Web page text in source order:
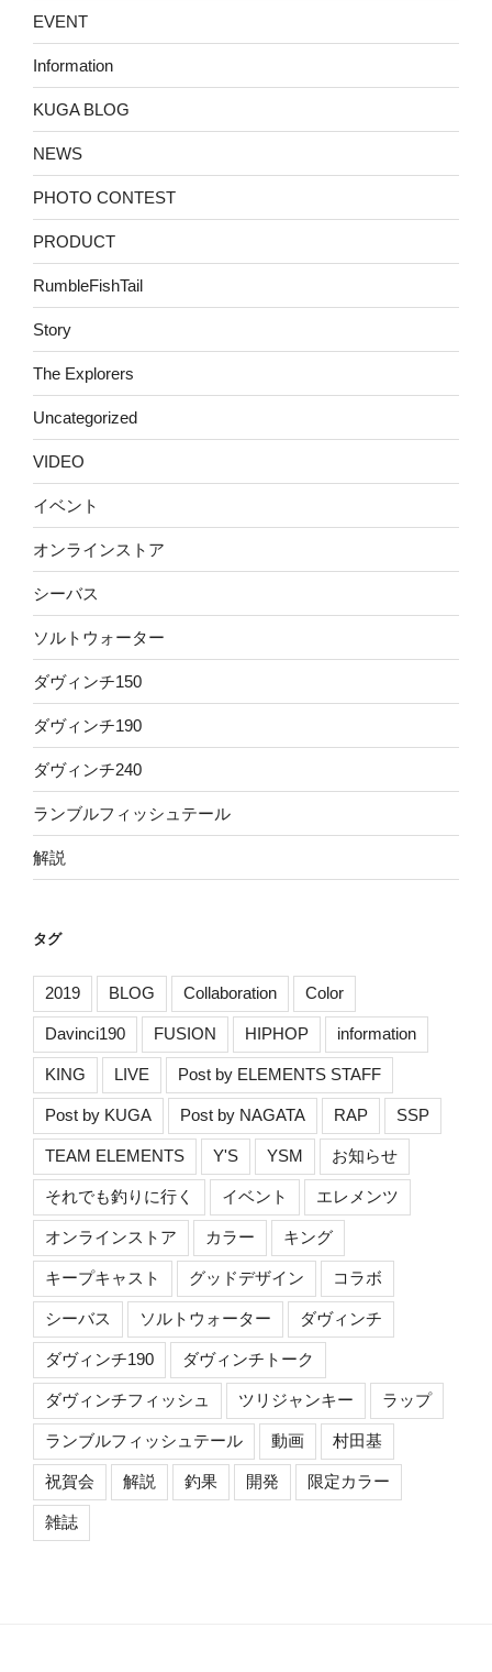
EVENT
Information
KUGA BLOG
NEWS
PHOTO CONTEST
PRODUCT
RumbleFishTail
Story
The Explorers
Uncategorized
VIDEO
イベント
オンラインストア
シーバス
ソルトウォーター
ダヴィンチ150
ダヴィンチ190
ダヴィンチ240
ランブルフィッシュテール
解説
タグ
2019 BLOG Collaboration Color
Davinci190 FUSION HIPHOP information
KING LIVE Post by ELEMENTS STAFF
Post by KUGA Post by NAGATA RAP SSP
TEAM ELEMENTS Y'S YSM お知らせ
それでも釣りに行く イベント エレメンツ
オンラインストア カラー キング
キープキャスト グッドデザイン コラボ
シーバス ソルトウォーター ダヴィンチ
ダヴィンチ190 ダヴィンチトーク
ダヴィンチフィッシュ ツリジャンキー ラップ
ランブルフィッシュテール 動画 村田基
祝賀会 解説 釣果 開発 限定カラー
雑誌